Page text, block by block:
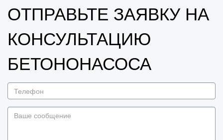
ОТПРАВЬТЕ ЗАЯВКУ НА
КОНСУЛЬТАЦИЮ
БЕТОНОНАСОСА